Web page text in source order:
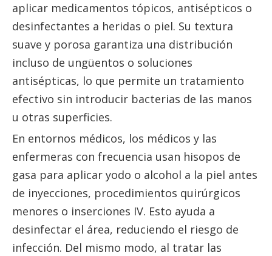
aplicar medicamentos tópicos, antisépticos o
desinfectantes a heridas o piel. Su textura
suave y porosa garantiza una distribución
incluso de ungüentos o soluciones
antisépticas, lo que permite un tratamiento
efectivo sin introducir bacterias de las manos
u otras superficies.
En entornos médicos, los médicos y las
enfermeras con frecuencia usan hisopos de
gasa para aplicar yodo o alcohol a la piel antes
de inyecciones, procedimientos quirúrgicos
menores o inserciones IV. Esto ayuda a
desinfectar el área, reduciendo el riesgo de
infección. Del mismo modo, al tratar las